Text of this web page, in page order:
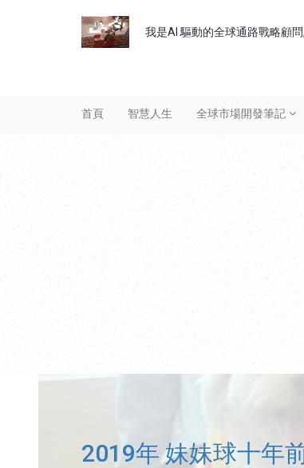
我是AI 驅動的全球通路戰略顧
Header
首頁 智慧人生 全球市場開發筆記
2019年 妹妹球十年